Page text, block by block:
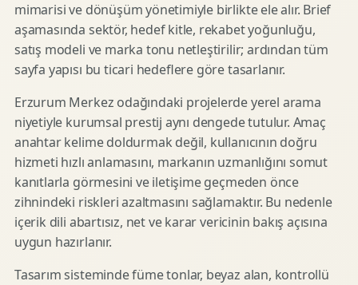
mimarisi ve dönüşüm yönetimiyle birlikte ele alır. Brief
aşamasında sektör, hedef kitle, rekabet yoğunluğu,
satış modeli ve marka tonu netleştirilir; ardından tüm
sayfa yapısı bu ticari hedeflere göre tasarlanır.
Erzurum Merkez odağındaki projelerde yerel arama
niyetiyle kurumsal prestij aynı dengede tutulur. Amaç
anahtar kelime doldurmak değil, kullanıcının doğru
hizmeti hızlı anlamasını, markanın uzmanlığını somut
kanıtlarla görmesini ve iletişime geçmeden önce
zihnindeki riskleri azaltmasını sağlamaktır. Bu nedenle
içerik dili abartısız, net ve karar vericinin bakış açısına
uygun hazırlanır.
Tasarım sisteminde füme tonlar, beyaz alan, kontrollü